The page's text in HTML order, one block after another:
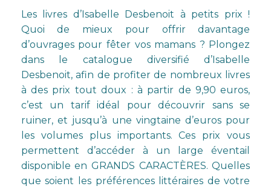
Les livres d’Isabelle Desbenoit à petits prix !
Quoi de mieux pour offrir davantage
d’ouvrages pour fêter vos mamans ? Plongez
dans le catalogue diversifié d’Isabelle
Desbenoit, afin de profiter de nombreux livres
à des prix tout doux : à partir de 9,90 euros,
c’est un tarif idéal pour découvrir sans se
ruiner, et jusqu’à une vingtaine d’euros pour
les volumes plus importants. Ces prix vous
permettent d’accéder à un large éventail
disponible en GRANDS CARACTÈRES. Quelles
que soient les préférences littéraires de votre